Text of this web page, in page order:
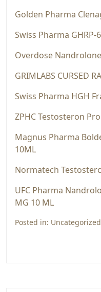
Golden Pharma
Swiss Pharma GHRP-
Overdose
GRIMLABS CURSED
Swiss Pharma HGH
ZPHC Testosteron
Magnus Pharma
10ML
Normatech
UFC Pharma
MG 10 ML
Posted in: Uncategorized